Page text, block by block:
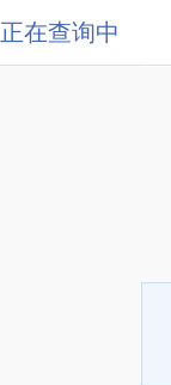
正在查询中